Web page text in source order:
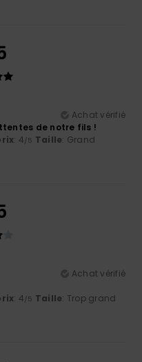
Achat vérifié
de notre fils !
: 4/5 Taille: Grand
Achat vérifié
: 4/5 Taille: Trop grand